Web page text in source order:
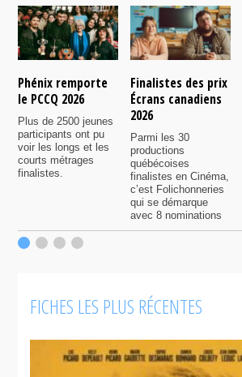
Phénix remporte
le PCCQ 2026
Plus de 2500 jeunes
participants ont pu
voir les longs et les
courts métrages
finalistes.
Finalistes des prix
Écrans canadiens
2026
Parmi les 30
productions
québécoises
finalistes en Cinéma,
c’est Folichonneries
qui se démarque
avec 8 nominations
FICHES LES PLUS RÉCENTES